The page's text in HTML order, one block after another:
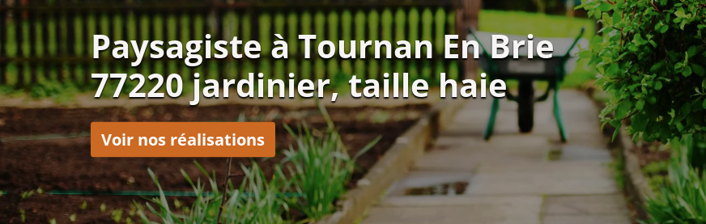
Paysagiste à Tournan En Brie
77220 jardinier, taille haie
Voir nos réalisations